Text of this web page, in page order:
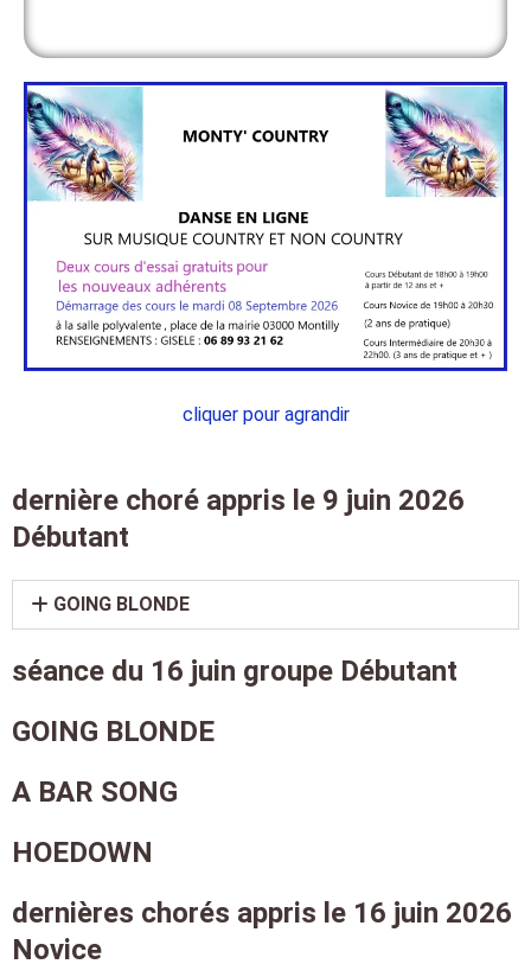
cliquer pour agrandir
dernière choré appris le 9 juin 2026
Débutant
GOING BLONDE
séance du 16 juin groupe Débutant
GOING BLONDE
A BAR SONG
HOEDOWN
dernières chorés appris le 16 juin 2026
Novice